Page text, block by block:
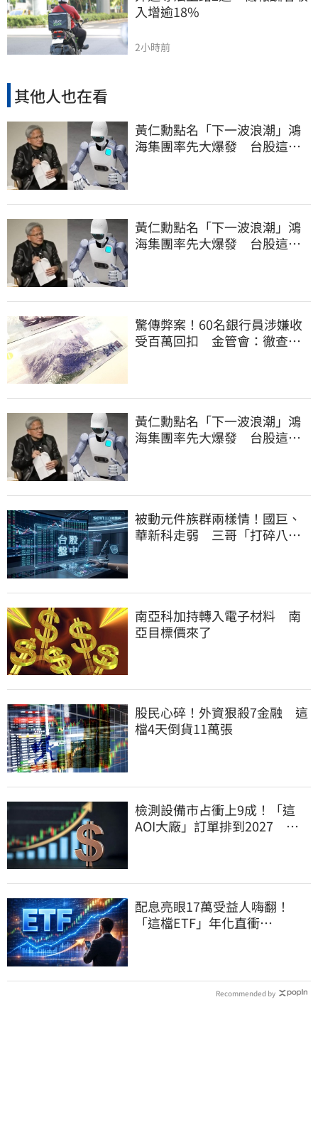
入增逾18%
2小時前
其他人也在看
黃仁勳點名「下一波浪潮」鴻
海集團率先大爆發 台股這族
黃仁勳點名「下一波浪潮」鴻
海集團率先大爆發 台股這族
驚傳弊案！60名銀行員涉嫌收
受百萬回扣 金管會：徹查內
黃仁勳點名「下一波浪潮」鴻
海集團率先大爆發 台股這族
被動元件族群兩樣情！國巨、
華新科走弱 三哥「打碎八卦
南亞科加持轉入電子材料 南
亞目標價來了
股民心碎！外資狠殺7金融 這
檔4天倒貨11萬張
檢測設備市占衝上9成！「這
AOI大廠」訂單排到2027 目
配息亮眼17萬受益人嗨翻！
「這檔ETF」年化直衝
Recommended by